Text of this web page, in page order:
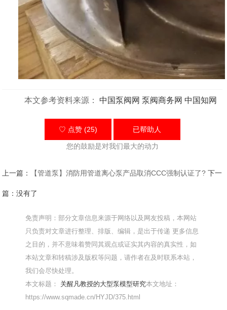
本文参考资料来源： 中国泵阀网 泵阀商务网 中国知网
♡ 点赞 (25) 已帮助 人
您的鼓励是对我们最大的动力
上一篇： 【管道泵】消防用管道离心泵产品取消CCC强制认证了? 下一
篇：没有了
免责声明：部分文章信息来源于网络以及网友投稿，本网站
只负责对文章进行整理、排版、编辑，是出于传递 更多信息
之目的，并不意味着赞同其观点或证实其内容的真实性，如
本站文章和转稿涉及版权等问题，请作者在及时联系本站，
我们会尽快处理。
本文标题： 关醒凡教授的大型泵模型研究本文地址：
https://www.sqmade.cn/HYJD/375.html